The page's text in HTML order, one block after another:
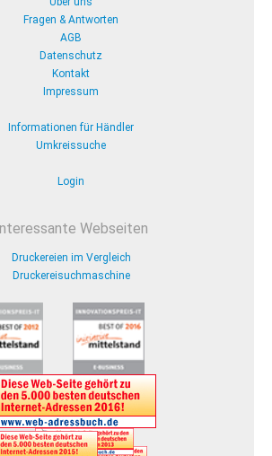
Fragen & Antworten
AGB
Datenschutz
Kontakt
Impressum
Informationen für Händler
Umkreissuche
Login
Webseiten
Druckereien im Vergleich
Druckereisuchmaschine